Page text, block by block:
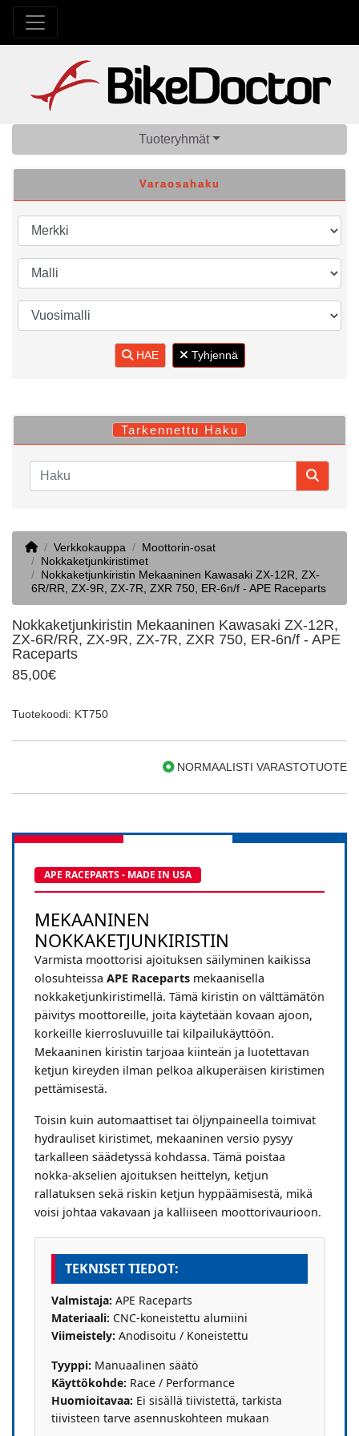
Tuoteryhmät
Varaosahaku
HAE Tyhjennä
Tarkennettu Haku
HomeVerkkokauppa
Moottorin-osat
Nokkaketjunkiristimet
Nokkaketjunkiristin Mekaaninen Kawasaki ZX-12R, ZX-
6R/RR, ZX-9R, ZX-7R, ZXR 750, ER-6n/f - APE Raceparts
Nokkaketjunkiristin Mekaaninen Kawasaki ZX-12R,
ZX-6R/RR, ZX-9R, ZX-7R, ZXR 750, ER-6n/f - APE
Raceparts
85,00€
Tuotekoodi: KT750
NORMAALISTI VARASTOTUOTE
APE RACEPARTS - MADE IN USA
MEKAANINEN
NOKKAKETJUNKIRISTIN
Varmista moottorisi ajoituksen säilyminen kaikissa
olosuhteissa APE Raceparts mekaanisella
nokkaketjunkiristimellä. Tämä kiristin on välttämätön
päivitys moottoreille, joita käytetään kovaan ajoon,
korkeille kierrosluvuille tai kilpailukäyttöön.
Mekaaninen kiristin tarjoaa kiinteän ja luotettavan
ketjun kireyden ilman pelkoa alkuperäisen kiristimen
pettämisestä.
Toisin kuin automaattiset tai öljynpaineella toimivat
hydrauliset kiristimet, mekaaninen versio pysyy
tarkalleen säädetyssä kohdassa. Tämä poistaa
nokka-akselien ajoituksen heittelyn, ketjun
rallatuksen sekä riskin ketjun hyppäämisestä, mikä
voisi johtaa vakavaan ja kalliiseen moottorivaurioon.
TEKNISET TIEDOT:
Valmistaja: APE Raceparts
Materiaali: CNC-koneistettu alumiini
Viimeistely: Anodisoitu / Koneistettu
Tyyppi: Manuaalinen säätö
Käyttökohde: Race / Performance
Huomioitavaa: Ei sisällä tiivistettä, tarkista
tiivisteen tarve asennuskohteen mukaan